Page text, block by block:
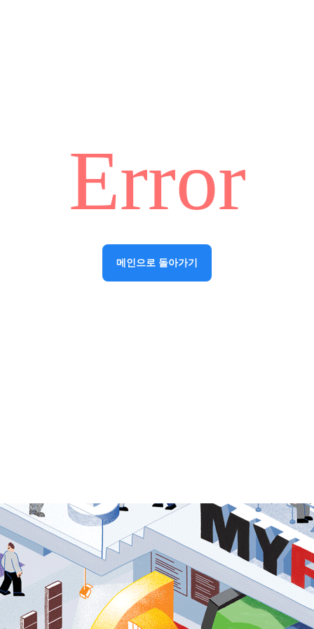
Error
메인으로 돌아가기